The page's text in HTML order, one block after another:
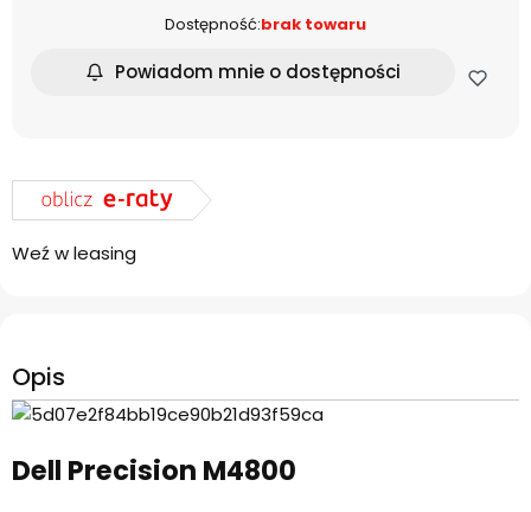
Dostępność:brak towaru
Powiadom mnie o dostępności
Weź w leasing
Opis
Dell Precision M4800